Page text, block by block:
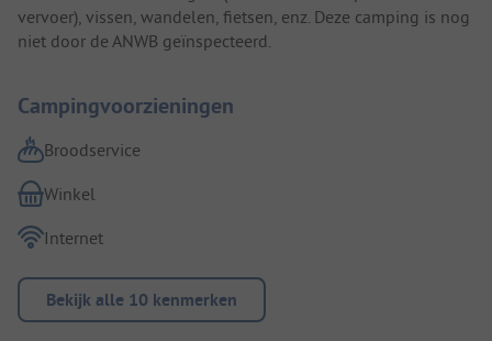
vervoer), vissen, wandelen, fietsen, enz. Deze camping is nog
niet door de ANWB geïnspecteerd.
Campingvoorzieningen
Broodservice
Winkel
Internet
Bekijk alle 10 kenmerken